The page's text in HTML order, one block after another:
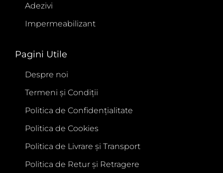
Adezivi
Impermeabilizant
Pagini Utile
Despre noi
Termeni și Condiții
Politica de Confidențialitate
Politica de Cookies
Politica de Livrare și Transport
Politica de Retur și Retragere